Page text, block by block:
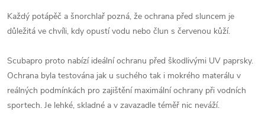
Každý potápěč a šnorchlař pozná, že ochrana před sluncem je
důležitá ve chvíli, kdy opustí vodu nebo člun s červenou kůží.
Scubapro proto nabízí ideální ochranu před škodlivými UV paprsky.
Ochrana byla testována jak u suchého tak i mokrého materálu v
reálných podmínkách pro zajištění maximální ochrany při vodních
sportech. Je lehké, skladné a v zavazadle téměř nic neváží.